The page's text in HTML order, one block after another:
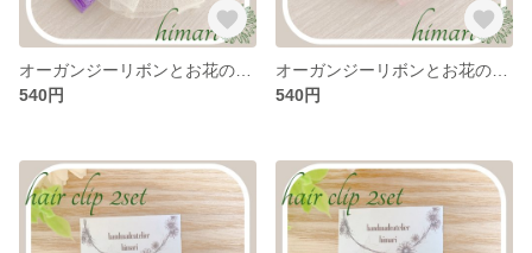
540円
540円